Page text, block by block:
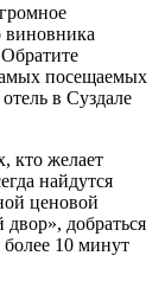
виновника
посещаемых
в Суздале
кто желает
найдутся
ценовой
добраться
более 10 минут